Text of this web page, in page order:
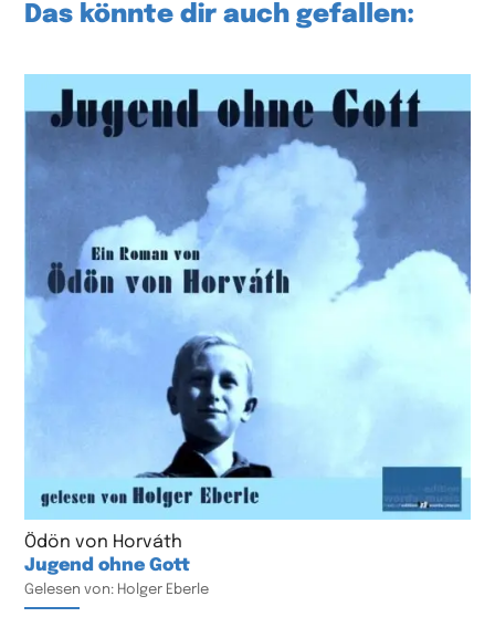
Das könnte dir auch gefallen:
Ödön von Horváth
Jugend ohne Gott
Gelesen von: Holger Eberle